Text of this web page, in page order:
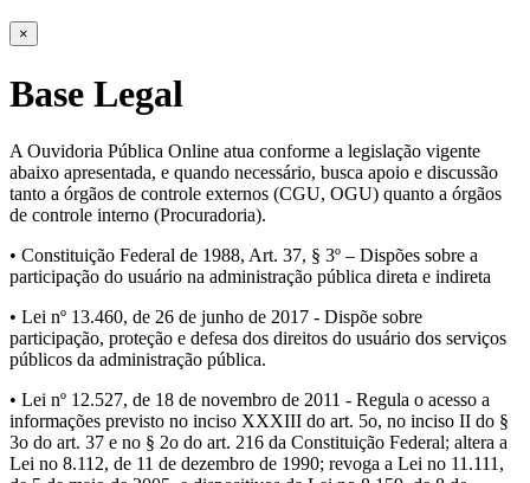
×
Base Legal
A Ouvidoria Pública Online atua conforme a legislação vigente
abaixo apresentada, e quando necessário, busca apoio e discussão
tanto a órgãos de controle externos (CGU, OGU) quanto a órgãos
de controle interno (Procuradoria).
• Constituição Federal de 1988, Art. 37, § 3º – Dispões sobre a
participação do usuário na administração pública direta e indireta
• Lei nº 13.460, de 26 de junho de 2017 - Dispõe sobre
participação, proteção e defesa dos direitos do usuário dos serviços
públicos da administração pública.
• Lei nº 12.527, de 18 de novembro de 2011 - Regula o acesso a
informações previsto no inciso XXXIII do art. 5o, no inciso II do §
3o do art. 37 e no § 2o do art. 216 da Constituição Federal; altera a
Lei no 8.112, de 11 de dezembro de 1990; revoga a Lei no 11.111,